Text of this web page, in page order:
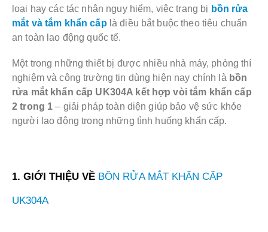
loại hay các tác nhân nguy hiểm, việc trang bị bồn rửa
mắt và tắm khẩn cấplà điều bắt buộc theo tiêu chuẩn
an toàn lao động quốc tế.
Một trong những thiết bị được nhiều nhà máy, phòng thí
nghiệm và công trường tin dùng hiện nay chính là bồn
rửa mắt khẩn cấp UK304A kết hợp vòi tắm khẩn cấp
2 trong 1 – giải pháp toàn diện giúp bảo vệ sức khỏe
người lao động trong những tình huống khẩn cấp.
1. GIỚI THIỆU VỀ BỒN RỬA MẮT KHẨN CẤP
UK304A